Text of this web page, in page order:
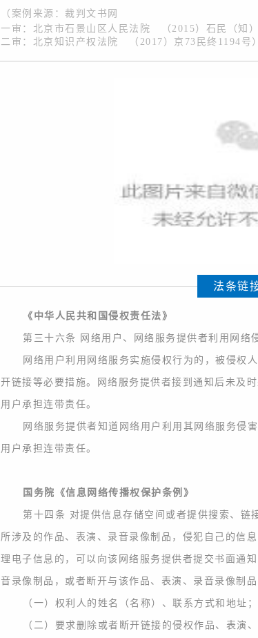
（案例来源： 裁判文书网
一审：北京市石景山区人民法院 （2015）石民（知
二审：北京知识产权法院 （2017）京73民终1194号 ）
法条链
《中华人民共和国侵权责任法》
第三十六条 网络用户、网络服务提供者利用网络
网络用户利用网络服务实施侵权行为的，被侵权
开链接等必要措施。网络服务提供者接到通知后未及
用户承担连带责任。
网络服务提供者知道网络用户利用其网络服务侵
用户承担连带责任。
国务院《信息网络传播权保护条例》
第十四条 对提供信息存储空间或者提供搜索、链
所涉及的作品、表演、录音录像制品，侵犯自己的信
理电子信息的，可以向该网络服务提供者提交书面通
音录像制品，或者断开与该作品、表演、录音录像制
（一）权利人的姓名（名称）、联系方式和地址；
（二）要求删除或者断开链接的侵权作品、表演